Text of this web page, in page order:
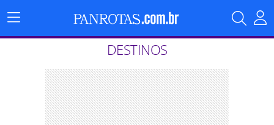
Menu
Principal
DESTINOS